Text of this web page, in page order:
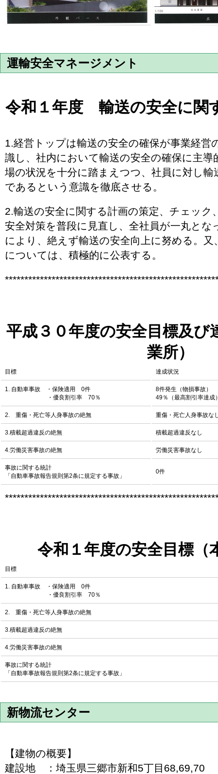
運輸安全マネージメント
令和１年度 輸送の安全に関
1.経営トップは輸送の安全の確保が事業経営
識し、社内において輸送の安全の確保に主導
場の状況を十分に踏まえつつ、社員に対し
であるという意識を徹底させる。
2.輸送の安全に関する計画の策定、チェック
安全対策を普段に見直し、全社員が一丸と
により、絶えず輸送の安全向上に努める。
については、積極的に公表する。
平成３０年度の安全目標及び
業所）
目標 達成状況
1. 自動車事故 ・保険適用 0件
・優良割引率 70％
8件発生（物損事故）
49％（最高割引率達成
2. 重傷・死亡等人身事故の絶無 重傷・死亡人身事故な
3.積載超過違反の絶無 積載超過違反なし
4.労働災害事故の絶無 労働災害事故なし
事故に関する統計
「自動車事故報告規則第2条に規定する事故」
0件
令和１年度の安全目標（
目標
1. 自動車事故 ・保険適用 0件
・優良割引率 70％
2. 重傷・死亡等人身事故の絶無
3.積載超過違反の絶無
4.労働災害事故の絶無
事故に関する統計
「自動車事故報告規則第2条に規定する事故」
新物流センター
【建物の概要】
建設地 ：埼玉県三郷市新和5丁目68,69,70